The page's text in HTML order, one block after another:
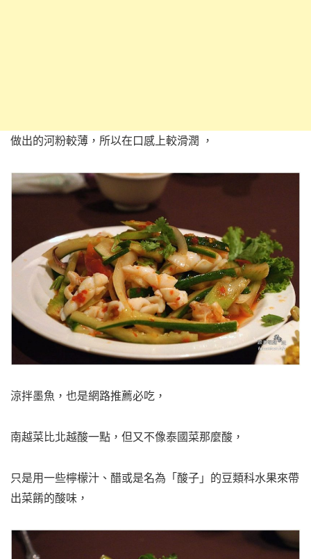
做出的河粉較薄，所以在口感上較滑潤 ，
涼拌墨魚，也是網路推薦必吃，
南越菜比北越酸一點，但又不像泰國菜那麼酸，
只是用一些檸檬汁、醋或是名為「酸子」的豆類科水果來帶
出菜餚的酸味，